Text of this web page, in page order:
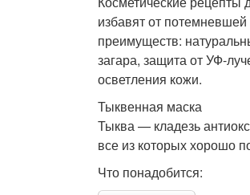
избавят от
преимуществ:
загара, защита от УФ-
осветления кожи.
Тыквенная маска
Тыква — кладезь
все из которых хорошо
Что понадобится: